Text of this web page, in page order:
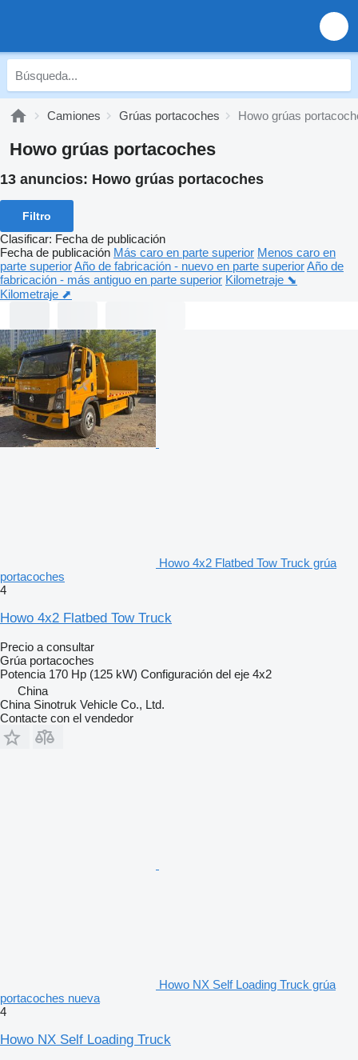
Camiones Grúas portacoches Howo grúas
Howo grúas portacoches
13 anuncios: Howo grúas portacoches
Filtro
Clasificar: Fecha de publicación
Fecha de publicación Más caro en parte superior Menos caro en
parte superiorAño de fabricación - nuevo en parte superiorAño de
fabricación - más antiguo en parte superior Kilometraje ⬊
Kilometraje ⬈
Howo 4x2 Flatbed Tow Truck grúa
portacoches
4
Howo 4x2 Flatbed Tow Truck
Precio a consultar
Grúa portacoches
Potencia 170 Hp (125 kW) Configuración del eje 4x2
China
China Sinotruk Vehicle Co., Ltd.
Contacte con el vendedor
Howo NX Self Loading Truck grúa
portacoches nueva
4
Howo NX Self Loading Truck